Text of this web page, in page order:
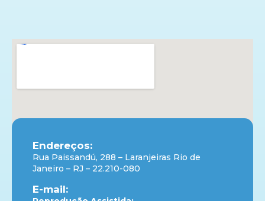
Endereços:
Rua Paissandú, 288 – Laranjeiras Rio de
Janeiro – RJ – 22.210-080
E-mail: